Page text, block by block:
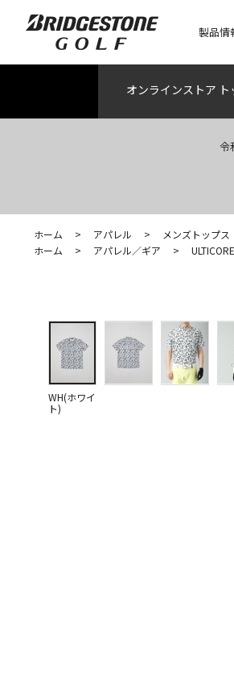
製品情
オンラインストア ト
令
ホーム > アパレル > メンズトップス
ホーム
> アパレル／ギア > ULTICORE
WH(ホワイ
ト)